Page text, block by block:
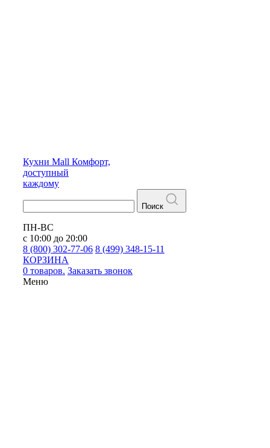
Кухни Mall Комфорт,
доступный
каждому
Поиск
ПН-ВС
с 10:00 до 20:00
8 (800) 302-77-06 8 (499) 348-15-11
КОРЗИНА
0 товаров. Заказать звонок
Меню